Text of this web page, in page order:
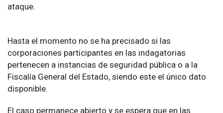
ataque.
Hasta el momento no se ha precisado si las
corporaciones participantes en las indagatorias
pertenecen a instancias de seguridad pública o a la
Fiscalía General del Estado, siendo este el único dato
disponible.
El caso permanece abierto y se espera que en las